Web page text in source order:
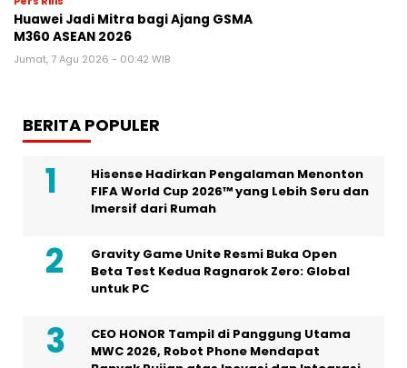
Huawei Jadi Mitra bagi Ajang GSMA
M360 ASEAN 2026
Jumat, 7 Agu 2026 - 00:42 WIB
BERITA POPULER
Hisense Hadirkan Pengalaman Menonton
FIFA World Cup 2026™ yang Lebih Seru dan
Imersif dari Rumah
Gravity Game Unite Resmi Buka Open
Beta Test Kedua Ragnarok Zero: Global
untuk PC
CEO HONOR Tampil di Panggung Utama
MWC 2026, Robot Phone Mendapat